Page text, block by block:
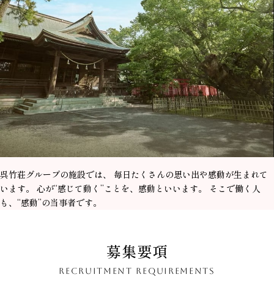
呉竹荘グループの施設では、 毎日たくさんの思い出や感動が生まれて
います。 心が“感じて動く”ことを、感動といいます。 そこで働く人
も、“感動”の当事者です。
募集要項
RECRUITMENT REQUIREMENTS